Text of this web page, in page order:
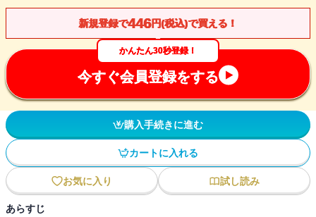
新規登録で446円(税込)で買える！
かんたん30秒登録！
今すぐ会員登録をする
購入手続きに進む
カートに入れる
お気に入り 試し読み
あらすじ